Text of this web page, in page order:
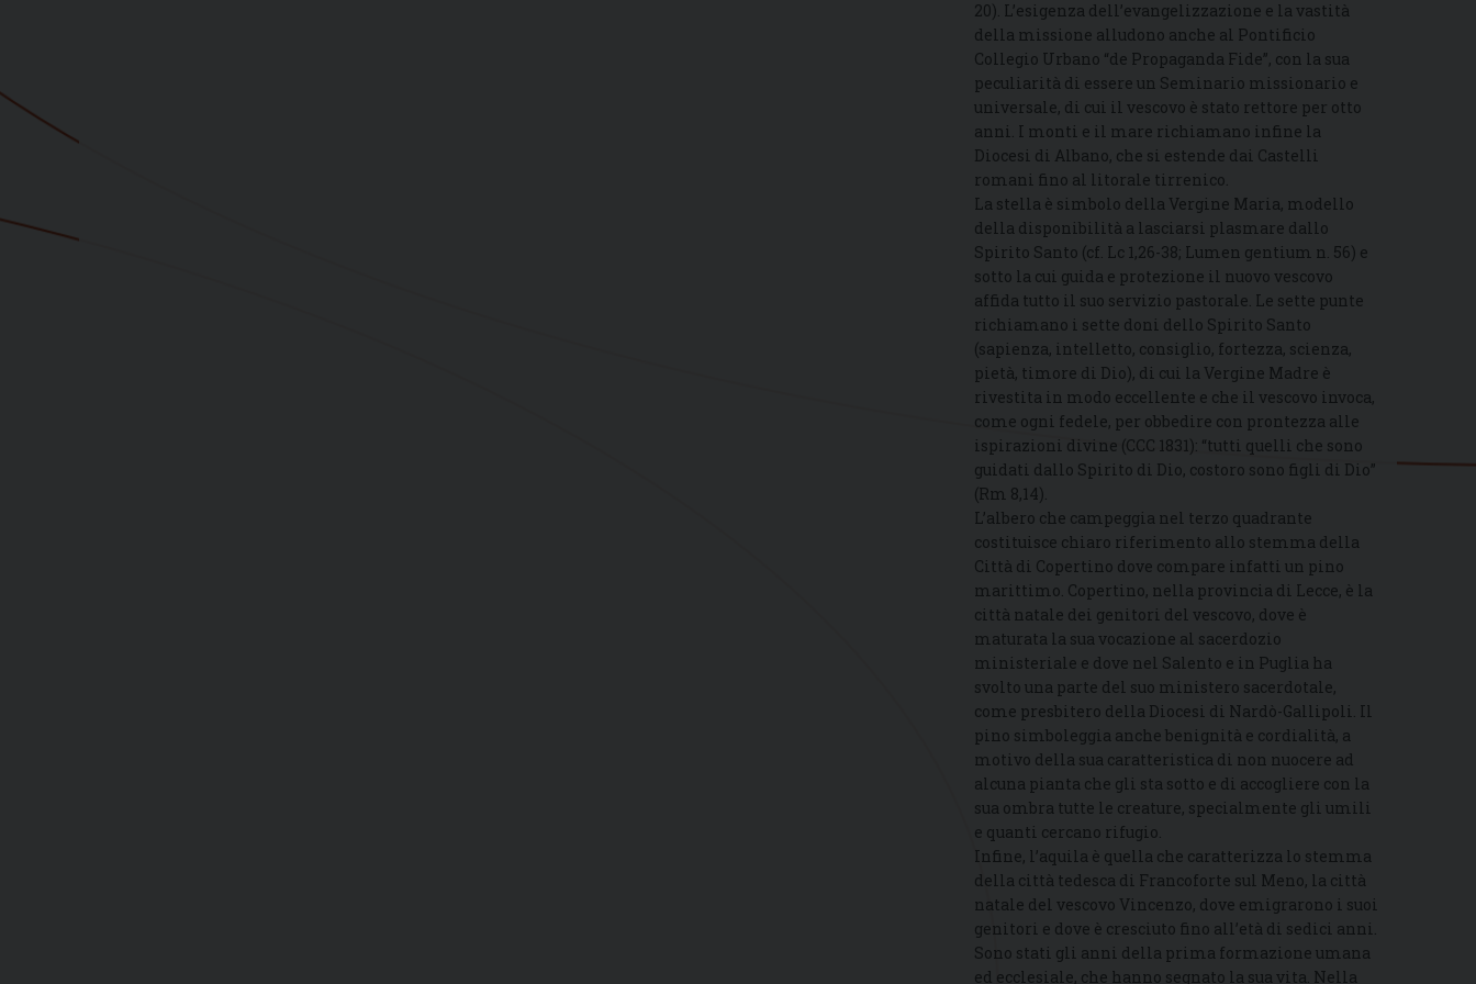
20). L’esigenza dell’evangelizzazione e la vastità
della missione alludono anche al Pontificio
Collegio Urbano “de Propaganda Fide”, con la sua
peculiarità di essere un Seminario missionario e
universale, di cui il vescovo è stato rettore per otto
anni. I monti e il mare richiamano infine la
Diocesi di Albano, che si estende dai Castelli
romani fino al litorale tirrenico.
La stella è simbolo della Vergine Maria, modello
della disponibilità a lasciarsi plasmare dallo
Spirito Santo (cf. Lc 1,26-38; Lumen gentium n. 56) e
sotto la cui guida e protezione il nuovo vescovo
affida tutto il suo servizio pastorale. Le sette punte
richiamano i sette doni dello Spirito Santo
(sapienza, intelletto, consiglio, fortezza, scienza,
pietà, timore di Dio), di cui la Vergine Madre è
rivestita in modo eccellente e che il vescovo invoca,
come ogni fedele, per obbedire con prontezza alle
ispirazioni divine (CCC 1831): “tutti quelli che sono
guidati dallo Spirito di Dio, costoro sono figli di Dio”
(Rm 8,14).
L’albero che campeggia nel terzo quadrante
costituisce chiaro riferimento allo stemma della
Città di Copertino dove compare infatti un pino
marittimo. Copertino, nella provincia di Lecce, è la
città natale dei genitori del vescovo, dove è
maturata la sua vocazione al sacerdozio
ministeriale e dove nel Salento e in Puglia ha
svolto una parte del suo ministero sacerdotale,
come presbitero della Diocesi di Nardò-Gallipoli. Il
pino simboleggia anche benignità e cordialità, a
motivo della sua caratteristica di non nuocere ad
alcuna pianta che gli sta sotto e di accogliere con la
sua ombra tutte le creature, specialmente gli umili
e quanti cercano rifugio.
Infine, l’aquila è quella che caratterizza lo stemma
della città tedesca di Francoforte sul Meno, la città
natale del vescovo Vincenzo, dove emigrarono i suoi
genitori e dove è cresciuto fino all’età di sedici anni.
Sono stati gli anni della prima formazione umana
ed ecclesiale, che hanno segnato la sua vita. Nella